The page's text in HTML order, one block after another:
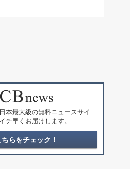
本最大級の無料ニュースサイ
チ早くお届けします。
らをチェック！